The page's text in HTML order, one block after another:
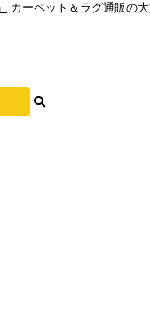
カーペット＆ラグ通販の